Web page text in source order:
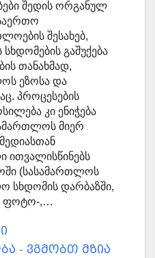
შედის ორგანულ
შესახებ,
გაშუქება
თანახმად,
ეზოსა და
პროცესების
კი ენიჭება
მიერ
ითვალისწინებს
(სასამართლოს
სხდომის დარბაზში,
ფოტო-,…
- ვგმობთ მზია